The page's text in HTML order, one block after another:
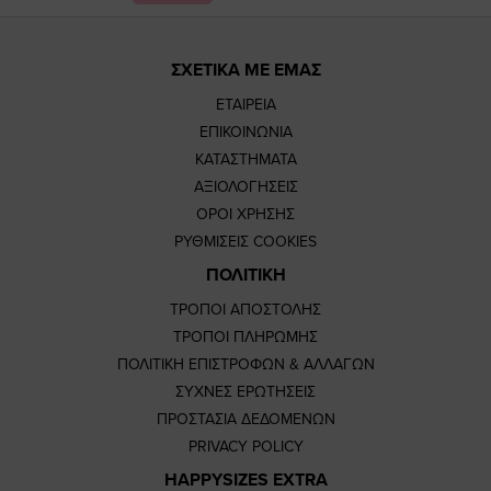
ΣΧΕΤΙΚΑ ΜΕ ΕΜΑΣ
ΕΤΑΙΡΕΙΑ
ΕΠΙΚΟΙΝΩΝΙΑ
ΚΑΤΑΣΤΗΜΑΤΑ
ΑΞΙΟΛΟΓΗΣΕΙΣ
ΟΡΟΙ ΧΡΗΣΗΣ
ΡΥΘΜΙΣΕΙΣ COOKIES
ΠΟΛΙΤΙΚΗ
ΤΡΟΠΟΙ ΑΠΟΣΤΟΛΗΣ
ΤΡΟΠΟΙ ΠΛΗΡΩΜΗΣ
ΠΟΛΙΤΙΚΗ ΕΠΙΣΤΡΟΦΩΝ & ΑΛΛΑΓΩΝ
ΣΥΧΝΕΣ ΕΡΩΤΗΣΕΙΣ
ΠΡΟΣΤΑΣΙΑ ΔΕΔΟΜΕΝΩΝ
PRIVACY POLICY
HAPPYSIZES EXTRA